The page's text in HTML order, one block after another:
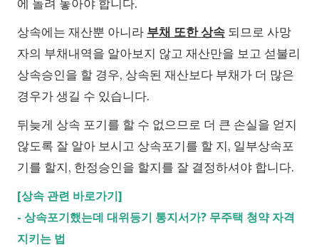
에 돌려 놓아야 합니다.
상속에는 재산뿐 아니라 부채 또한 상속 되므로 사망
자의 부채내역을 알아보지 않고 재산만을 보고 섣불리
상속승인을 할 경우, 상속된 재산보다 부채가 더 많은
경우가 생길 수 있습니다.
뒤늦게 상속 포기를 할 수 없으므로 더 큰 손실을 얻지
않도록 잘 알아 보시고 상속포기를 할 지, 일부상속포
기를 할지, 한정승인을 할지를 잘 결정하셔야 합니다.
[상속 관련 바로가기]
- 상속포기했는데 대위등기 통지서가? 무주택 청약 자격
지키는 법